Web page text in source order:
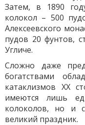
Затем, в 1890
колокол – 500
Алексеевского
пудов 20 фунтов,
Угличе.
Сложно даже
богатствами
катаклизмов ХХ
имеются лишь
колоколов, но и
великий праздник.